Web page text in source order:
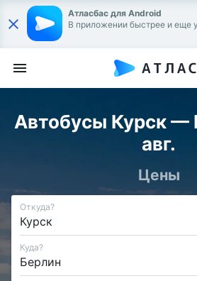
Атласбас для Android
В приложении быстрее и еще
Автобусы Курск —
авг.
Цены
Откуда?
Куда?